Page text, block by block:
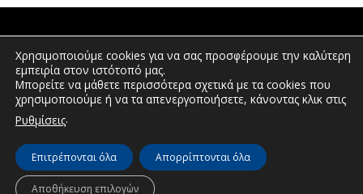
ΠΟΛΙΤΕΣ
ΕΠΕΝΔΥΤΕΣ
© Διεύθυνση Διαφάνειας & Ηλεκτρονικής Διακυβέρνησης | Περιφέρεια
Δυτικής Μακεδονίας | 2026
Χρησιμοποιούμε cookies για να σας προσφέρουμε την καλύτερη
εμπειρία στον ιστότοπό μας.
Μπορείτε να μάθετε περισσότερα σχετικά με τα cookies που
χρησιμοποιούμε ή να τα απενεργοποιήσετε, κάνοντας κλικ στις
Ρυθμίσεις.
Επιτρέπονται όλα Απορρίπτονται όλα
Αποθήκευση επιλογών